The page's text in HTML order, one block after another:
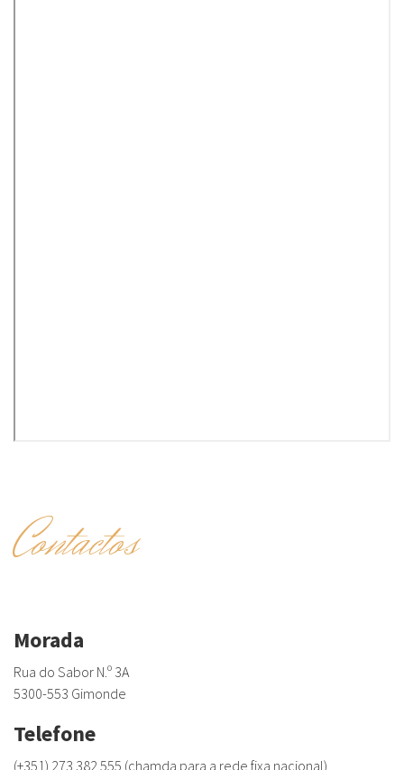
Contactos
Morada
Rua do Sabor N.º 3A
5300-553 Gimonde
Telefone
(+351) 273 382 555 (chamda para a rede fixa nacional)